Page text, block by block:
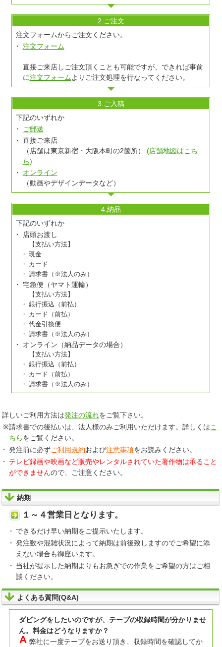
2.ご注文
注文フォームからご注文ください。
注文フォーム
直接ご来店しご注文頂くことも可能ですが、できれば事前
に注文フォームよりご注文処理を行なってください。
3.ご入稿
下記のいずれか
ご郵送
直接ご来店
（店舗は東京新宿・大阪本町の2箇所） (店舗地図はこち
ら)
オンライン
（動画やデザインデータなど）
4.納品
下記のいずれか
店頭お渡し
【支払い方法】
現金
カード
請求書（※法人のみ）
宅急便（ヤマト運輸）
【支払い方法】
銀行振込（前払）
カード（前払）
代金引換便
請求書（※法人のみ）
オンライン（納品データの場合）
【支払い方法】
銀行振込（前払）
カード（前払）
請求書（※法人のみ）
詳しいご利用方法は発注の流れをご覧下さい。
請求書での後払いは、法人様のみご利用いただけます。詳しくはこ
ちらをご覧ください。
発注前に必ずご利用規約および注意事項をお読みください。
テレビ録画や映画など販売やレンタルされていた著作物は承ること
ができませんので、ご注意ください。
納期
１～４営業日となります。
できるだけ早い納期をご提示いたします。
発注数や混雑状況によって納期は前後致しますのでご希望に添
えない場合も御座います。
当社が提示した納期よりもお急ぎでの作業をご希望の方はご相
談ください。
よくある質問(Q&A)
ダビングをしたいのですが、テープの収録時間が分かりませ
ん。料金はどうなりますか？
弊社に一度テープをお送り頂き、収録時間を確認してか